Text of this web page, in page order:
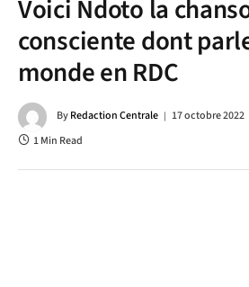
Voici Ndoto la
consciente dont
monde en RDC
ByRedaction Centrale 17 octobre 2022
1 Min Read